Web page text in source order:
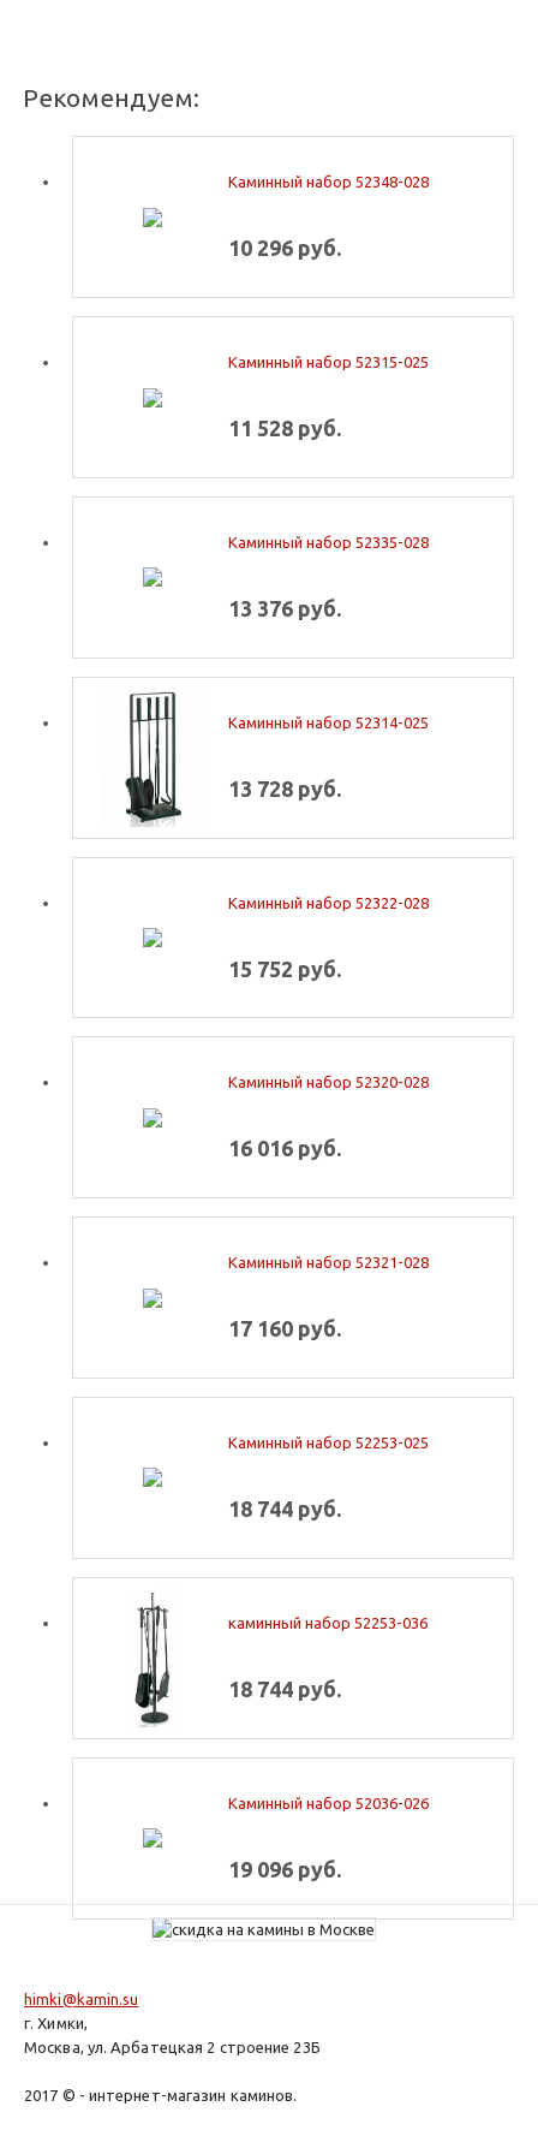
Рекомендуем:
Каминный набор 52348-028
10 296 руб.
Каминный набор 52315-025
11 528 руб.
Каминный набор 52335-028
13 376 руб.
Каминный набор 52314-025
13 728 руб.
Каминный набор 52322-028
15 752 руб.
Каминный набор 52320-028
16 016 руб.
Каминный набор 52321-028
17 160 руб.
Каминный набор 52253-025
18 744 руб.
каминный набор 52253-036
18 744 руб.
Каминный набор 52036-026
19 096 руб.
himki@kamin.su
г. Химки,
Москва, ул. Арбатецкая 2 строение 23Б
2017 © - интернет-магазин каминов.